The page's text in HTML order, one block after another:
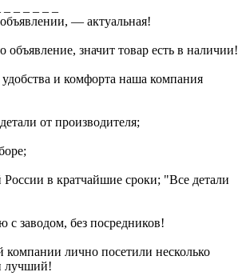
— актуальная!
объявление, значит товар есть в наличии!
и комфорта наша компания
от производителя;
России в кратчайшие сроки; "Все детали
с заводом, без посредников!
лично посетили несколько
лучший!